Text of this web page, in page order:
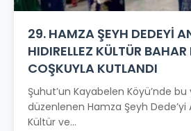
29. HAMZA ŞEYH DEDEYİ
HIDIRELLEZ KÜLTÜR
COŞKUYLA KUTLANDI
Şuhut’un Kayabelen Köyü’nde bu
düzenlenen Hamza Şeyh Dede’yi
Kültür ve...